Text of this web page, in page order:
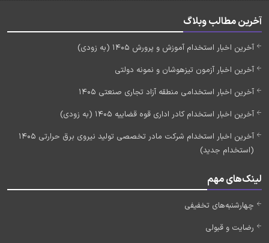
آخرین مطالب وبلاگ
آخرین اخبار استخدام آموزش و پرورش 1405 (به زودی)
آخرین اخبار آزمون تیزهوشان و نمونه دولتی
آخرین اخبار استخدامی منطقه آزاد تجاری صنعتی 1405
آخرین اخبار استخدام کادر اداری قوه قضاییه 1405 (به زودی)
آخرین اخبار استخدام شرکت مادر تخصصی تولید نیروی برق حرارتی 1405
(استخدام جدید)
لینک‌های مهم
چهارشنبه‌های تخفیفی
رضایت و قبولی